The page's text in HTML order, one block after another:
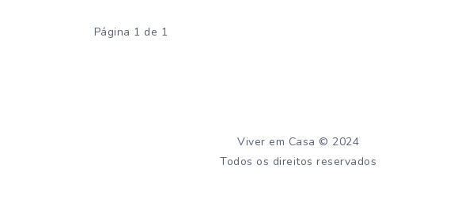
Página 1 de 1
Viver em Casa © 2024
Todos os direitos reservados